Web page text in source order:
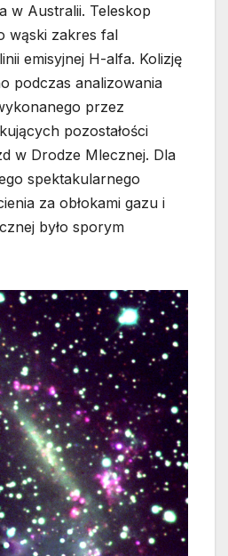
w Australii. Teleskop
wąski zakres fal
emisyjnej H-alfa. Kolizję
podczas analizowania
przez
pozostałości
w Drodze Mlecznej. Dla
spektakularnego
za obłokami gazu i
było sporym